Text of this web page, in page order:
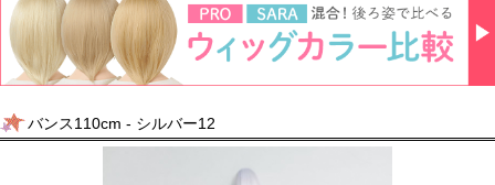
バンス110cm - シルバー12